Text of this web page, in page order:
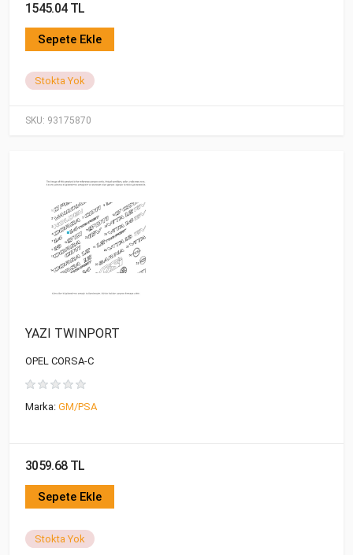
SKU: 93175870
1545.04 TL
Sepete Ekle
Stokta Yok
YAZI TWINPORT
OPEL CORSA-C
Marka: GM/PSA
3059.68 TL
Sepete Ekle
Stokta Yok